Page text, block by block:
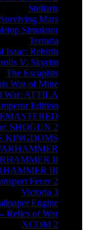
Stellaris
Surviving Mars
Simulator
Terraria
Isaac: Rebirth
V: Skyrim
The Escapists
War of Mine
War: ATTILA
Edition
SHOGUN 2
KINGDOMS
II
III
Fever 2
Victoria 3
Engine
Relics of War
XCOM 2